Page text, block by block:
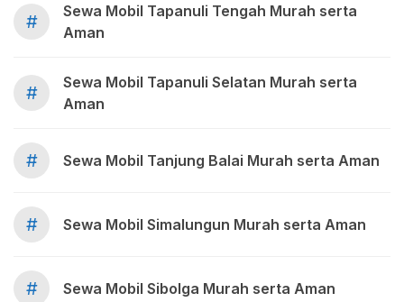
#
Sewa Mobil Tapanuli Tengah Murah serta
Aman
#
Sewa Mobil Tapanuli Selatan Murah serta
Aman
# Sewa Mobil Tanjung Balai Murah serta Aman
# Sewa Mobil Simalungun Murah serta Aman
# Sewa Mobil Sibolga Murah serta Aman